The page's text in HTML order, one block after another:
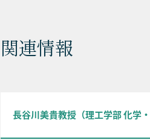
関連情報
長谷川美貴教授（理工学部 化学